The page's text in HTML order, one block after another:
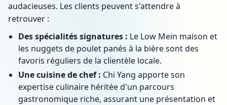
audacieuses. Les clients peuvent s'attendre à
retrouver :
Des spécialités signatures : Le Low Mein maison et
les nuggets de poulet panés à la bière sont des
favoris réguliers de la clientèle locale.
Une cuisine de chef : Chi Yang apporte son
expertise culinaire héritée d'un parcours
gastronomique riche, assurant une présentation et